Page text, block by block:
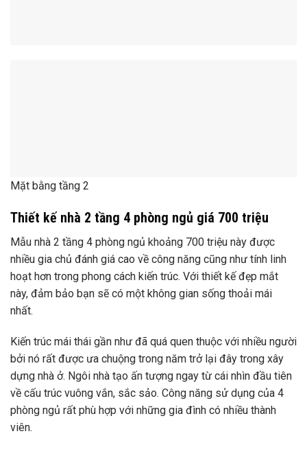
về cấu trúc vuông vắn, sắc sảo. Công năng sử dụng của 4
viên.
Mẫu nhà số 14